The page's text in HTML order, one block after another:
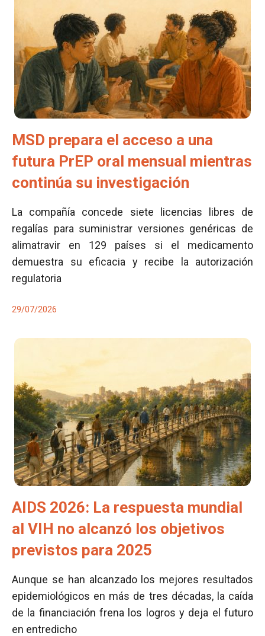
MSD prepara el acceso a una
futura PrEP oral mensual mientras
continúa su investigación
La compañía concede siete licencias libres de
regalías para suministrar versiones genéricas de
alimatravir en 129 países si el medicamento
demuestra su eficacia y recibe la autorización
regulatoria
29/07/2026
AIDS 2026: La respuesta mundial
al VIH no alcanzó los objetivos
previstos para 2025
Aunque se han alcanzado los mejores resultados
epidemiológicos en más de tres décadas, la caída
de la financiación frena los logros y deja el futuro
en entredicho